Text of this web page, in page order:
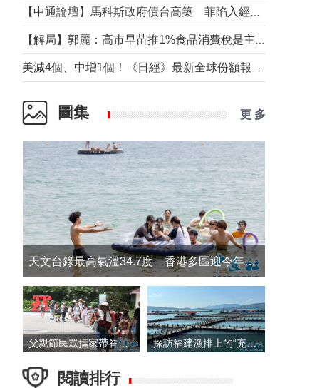
圖集 更 多
天文台錄最高氣溫34.7度 香港多區迎今年最熱一天
父親節民眾攜家帶眷出遊 探訪福建漁排上的“充電寶”
閱讀排行